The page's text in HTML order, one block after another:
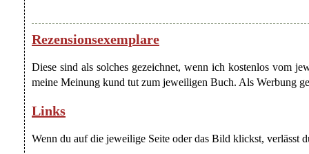
Rezensionsexemplare
Diese sind als solches gezeichnet, wenn ich kostenlos vom
meine Meinung kund tut zum jeweiligen Buch. Als Werbung
Links
Wenn du auf die jeweilige Seite oder das Bild klickst, verlässt